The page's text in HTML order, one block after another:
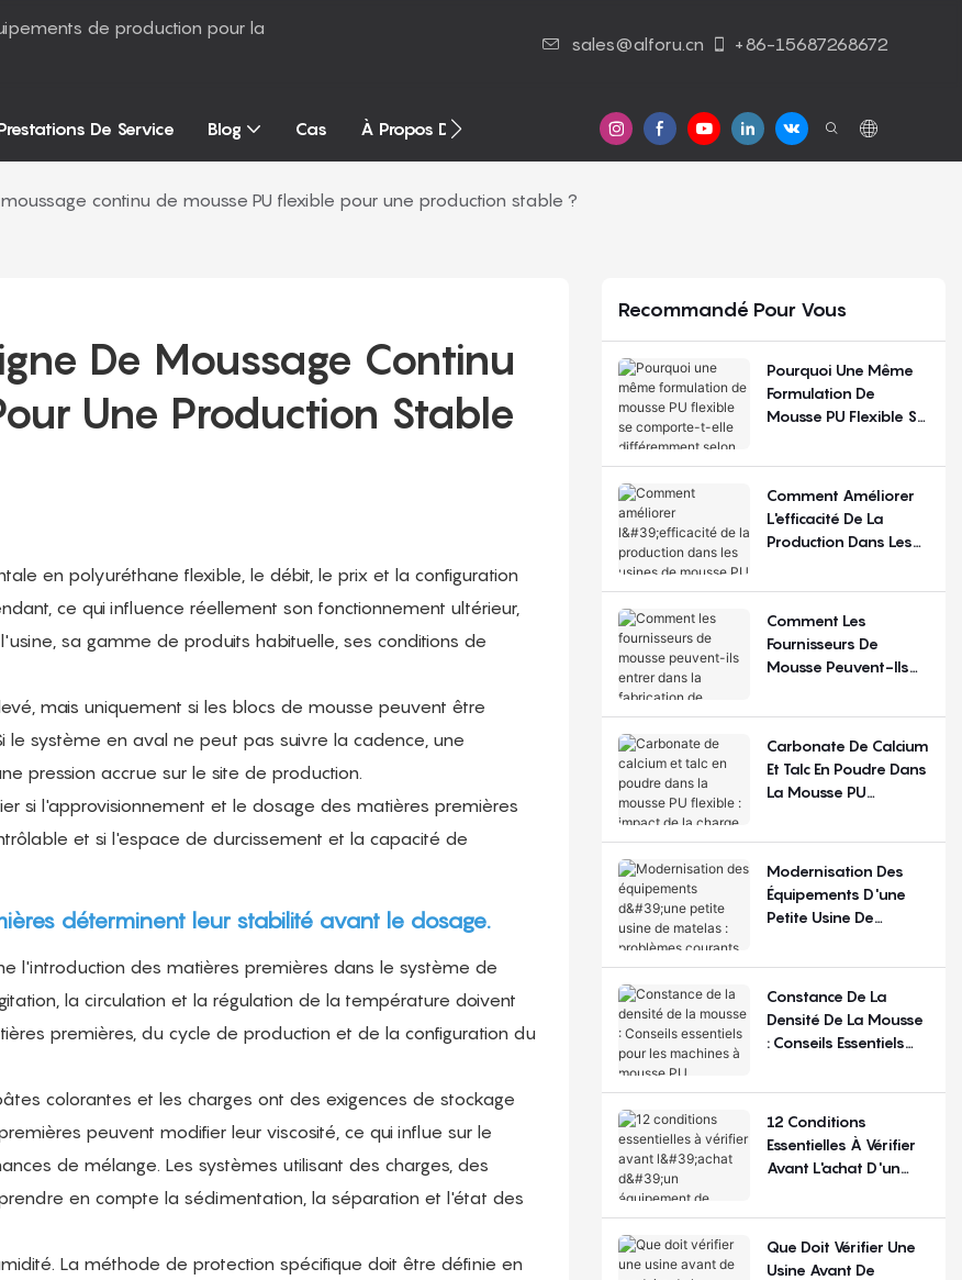
de production pour la
sales@alforu.cn +86-15687268672
De Service Blog Cas À Propos De Nous Nous Contacter
continu de mousse PU flexible pour une production stable ?
De Moussage Continu
Une Production Stable
en polyuréthane flexible, le débit, le prix et la configuration
ce qui influence réellement son fonctionnement ultérieur,
sa gamme de produits habituelle, ses conditions de
mais uniquement si les blocs de mousse peuvent être
le système en aval ne peut pas suivre la cadence, une
pression accrue sur le site de production.
si l'approvisionnement et le dosage des matières premières
et si l'espace de durcissement et la capacité de
déterminent leur stabilité avant le dosage.
l'introduction des matières premières dans le système de
la circulation et la régulation de la température doivent
premières, du cycle de production et de la configuration du
colorantes et les charges ont des exigences de stockage
peuvent modifier leur viscosité, ce qui influe sur le
de mélange. Les systèmes utilisant des charges, des
en compte la sédimentation, la séparation et l'état des
La méthode de protection spécifique doit être définie en
Recommandé Pour Vous
Pourquoi Une Même
Formulation De
Mousse PU Flexible Se
Différemment Selon
Comment Améliorer
L'efficacité De La
Production Dans Les
Flexible ?
Comment Les
Fournisseurs De
Mousse Peuvent-Ils
Fabrication De
Carbonate De Calcium
Et Talc En Poudre Dans
La Mousse PU
Charge De
Modernisation Des
Équipements D'une
Petite Usine De
Courants Et Choix De
Constance De La
Densité De La Mousse
: Conseils Essentiels
Mousse PU
12 Conditions
Essentielles À Vérifier
Avant L'achat D'un
Production De
Que Doit Vérifier Une
Usine Avant De